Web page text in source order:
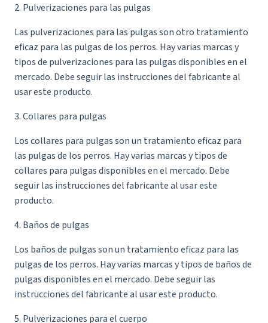
2. Pulverizaciones para las pulgas
Las pulverizaciones para las pulgas son otro tratamiento
eficaz para las pulgas de los perros. Hay varias marcas y
tipos de pulverizaciones para las pulgas disponibles en el
mercado. Debe seguir las instrucciones del fabricante al
usar este producto.
3. Collares para pulgas
Los collares para pulgas son un tratamiento eficaz para
las pulgas de los perros. Hay varias marcas y tipos de
collares para pulgas disponibles en el mercado. Debe
seguir las instrucciones del fabricante al usar este
producto.
4. Baños de pulgas
Los baños de pulgas son un tratamiento eficaz para las
pulgas de los perros. Hay varias marcas y tipos de baños de
pulgas disponibles en el mercado. Debe seguir las
instrucciones del fabricante al usar este producto.
5. Pulverizaciones para el cuerpo